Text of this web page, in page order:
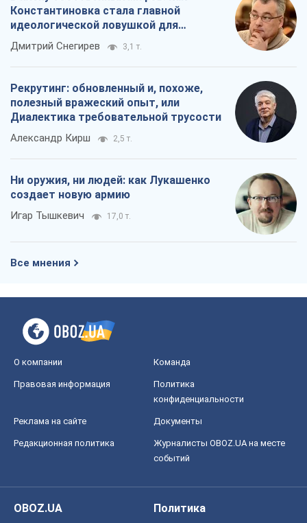
Константиновка стала главной
идеологической ловушкой для
российских оккупантов
Дмитрий Снегирев 3,1 т.
Рекрутинг: обновленный и, похоже,
полезный вражеский опыт, или
Диалектика требовательной трусости
Александр Кирш 2,5 т.
Ни оружия, ни людей: как Лукашенко
создает новую армию
Игар Тышкевич 17,0 т.
Все мнения
О компании Команда
Правовая информация
Политика
конфиденциальности
Реклама на сайте Документы
Редакционная политика
Журналисты OBOZ.UA на месте
событий
OBOZ.UA
Политика